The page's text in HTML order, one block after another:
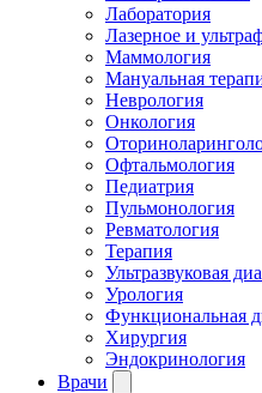
Лаборатория
Лазерное и
Маммология
Мануальная
Неврология
Онкология
Офтальмология
Педиатрия
Пульмонология
Ревматология
Терапия
Ультразвуковая
Урология
Функциональная
Хирургия
Эндокринология
Врачи